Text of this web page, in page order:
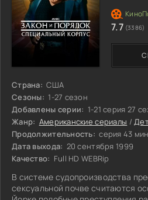
Страна: США
Сезоны: 1-27 сезон
Добавлены серии: 1-21 серия 27
Жанр: Американские сериалы /
Продолжительность: серия 43
Дата выхода: 20 сентября 1999
Качество: Full HD WEBRip
В системе судопроизводства
сексуальной почве считаются
7.7 (3386)